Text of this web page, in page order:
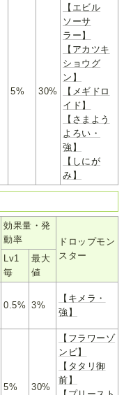
5% 30%
【エビル
ソーサ
ラー】
【アカツキ
ショウグ
ン】
【メギドロ
イド】
【さまよう
よろい・
強】
【しにが
み】
効果量・発
動率
ドロップモン
スター
Lv1
毎
最大
値
0.5% 3%
【キメラ・
強】
5% 30%
【フラワーゾ
ンビ】
【タタリ御
前】